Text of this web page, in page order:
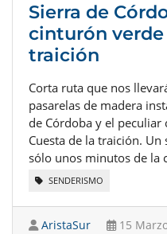
Sierra de
cinturón verde
traición
Corta ruta que nos
pasarelas de madera
de Córdoba y el
Cuesta de la traición.
sólo unos minutos de la
SENDERISMO
AristaSur 15